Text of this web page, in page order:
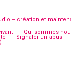
– création et
Qui sommes-
Signaler un abus